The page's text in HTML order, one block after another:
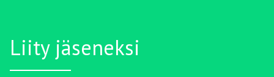
Liity jäseneksi